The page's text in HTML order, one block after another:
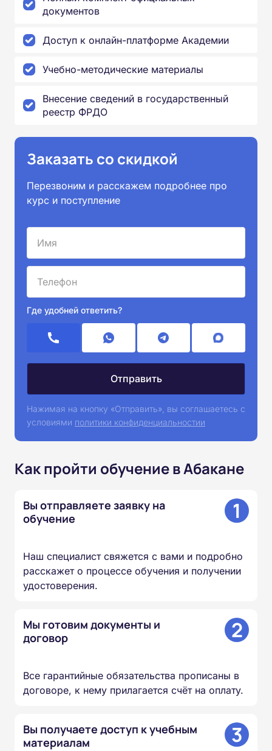
документов
Доступ к онлайн-платформе Академии
Учебно-методические материалы
Внесение сведений в государственный
реестр ФРДО
Заказать со скидкой
Перезвоним и расскажем подробнее про
курс и поступление
Где удобней ответить?
Нажимая на кнопку «Отправить», вы соглашаетесь с
условиями политики конфиденциальностии
Как пройти обучение в Абакане
Вы отправляете заявку на
обучение
1
Наш специалист свяжется с вами и подробно
расскажет о процессе обучения и получении
удостоверения.
Мы готовим документы и
договор
2
Все гарантийные обязательства прописаны в
договоре, к нему прилагается счёт на оплату.
Вы получаете доступ к учебным
материалам
3